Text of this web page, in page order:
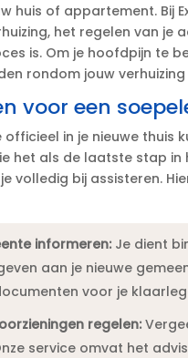
huis of appartement.​ Bij
het regelen van je
is.​ Om je hoofdpijn te
rondom jouw
voor een
in je nieuwe thuis
het als de laatste stap in
volledig bij assisteren.​
informeren: Je dient
aan je nieuwe
voor je
regelen:
service omvat het